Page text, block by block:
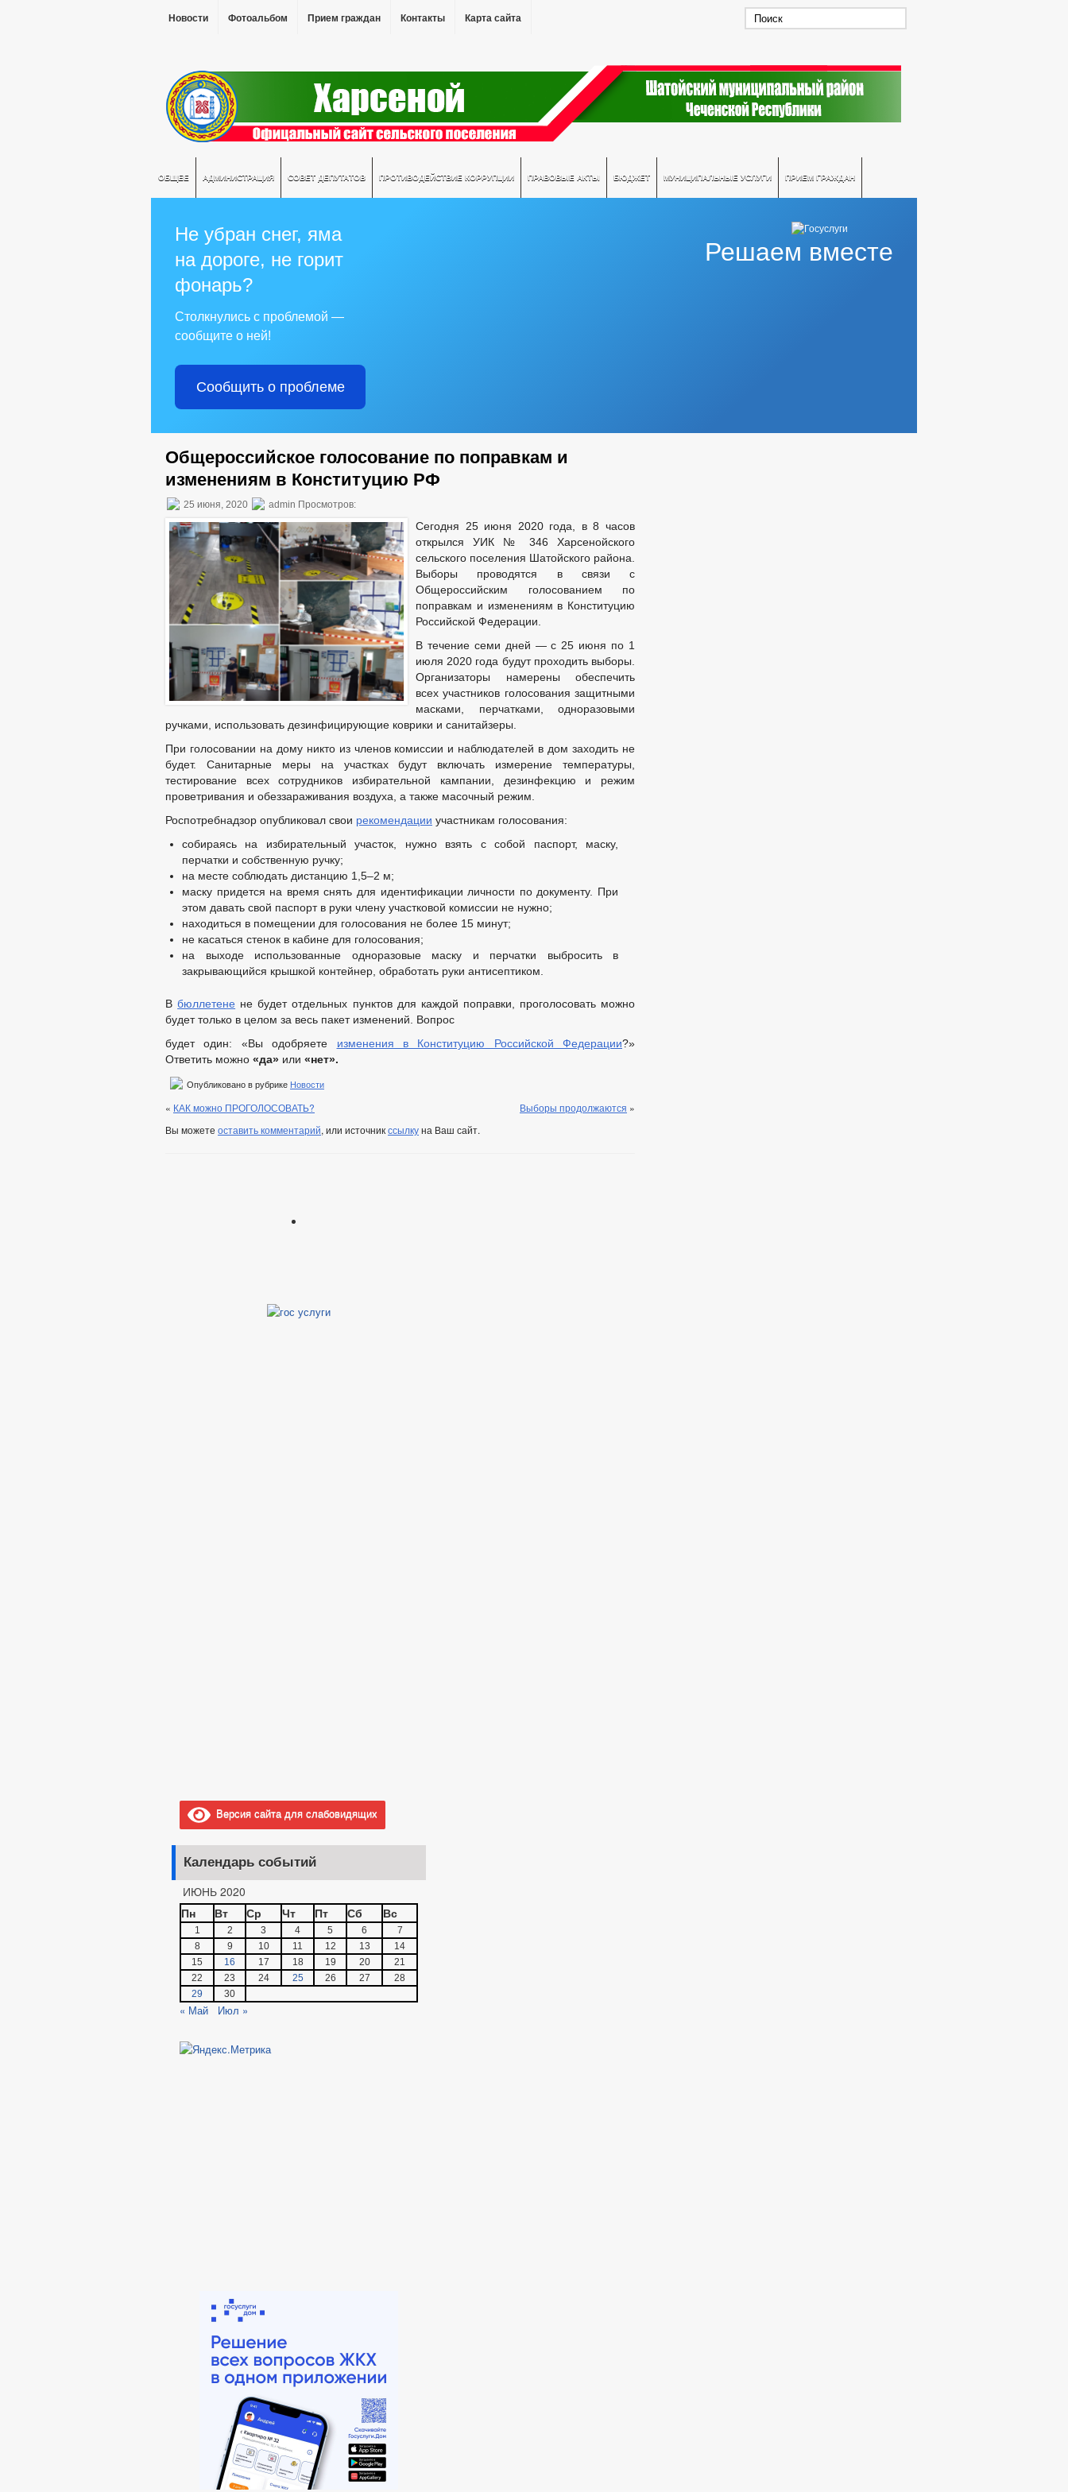
Новости Фотоальбом Прием граждан Контакты Карта сайта
ОБЩЕЕ АДМИНИСТРАЦИЯ СОВЕТ ДЕПУТАТОВ ПРОТИВОДЕЙСТВИЕ КОРРУПЦИИ ПРАВОВЫЕ АКТЫ БЮДЖЕТ МУНИЦИПАЛЬНЫЕ УСЛУГИ ПРИЕМ ГРАЖДАН
Решаем вместе
Не убран снег, яма
на дороге, не горит
фонарь?
Столкнулись с проблемой —
сообщите о ней!
Сообщить о проблеме
Общероссийское голосование по поправкам и
изменениям в Конституцию РФ
25 июня, 2020 admin Просмотров:
Сегодня 25 июня 2020 года, в 8 часов
открылся УИК № 346 Харсенойского
сельского поселения Шатойского района.
Выборы проводятся в связи с
Общероссийским голосованием по
поправкам и изменениям в Конституцию
Российской Федерации.
В течение семи дней — с 25 июня по 1
июля 2020 года будут проходить выборы.
Организаторы намерены обеспечить
всех участников голосования защитными
масками, перчатками, одноразовыми
ручками, использовать дезинфицирующие коврики и санитайзеры.
При голосовании на дому никто из членов комиссии и наблюдателей в дом заходить не
будет. Санитарные меры на участках будут включать измерение температуры,
тестирование всех сотрудников избирательной кампании, дезинфекцию и режим
проветривания и обеззараживания воздуха, а также масочный режим.
Роспотребнадзор опубликовал свои рекомендации участникам голосования:
собираясь на избирательный участок, нужно взять с собой паспорт, маску,
перчатки и собственную ручку;
на месте соблюдать дистанцию 1,5–2 м;
маску придется на время снять для идентификации личности по документу. При
этом давать свой паспорт в руки члену участковой комиссии не нужно;
находиться в помещении для голосования не более 15 минут;
не касаться стенок в кабине для голосования;
на выходе использованные одноразовые маску и перчатки выбросить в
закрывающийся крышкой контейнер, обработать руки антисептиком.
Вбюллетене не будет отдельных пунктов для каждой поправки, проголосовать можно
будет только в целом за весь пакет изменений. Вопрос
будет один: «Вы одобряете изменения в Конституцию Российской Федерации?»
Ответить можно «да» или «нет».
Опубликовано в рубрике Новости
« КАК можно ПРОГОЛОСОВАТЬ? Выборы продолжаются »
Вы можете оставить комментарий, или источникссылкуна Ваш сайт.
Версия сайта для слабовидящих
Календарь событий
ИЮНЬ 2020
Пн
Вт Ср Чт Пт Сб Вс
1 2 3 4 5 6
7
8
9 10 11 12 13
14
15
16 17 18 19 20
21
22
23 24 25 26 27
28
29
30
« Май Июл »